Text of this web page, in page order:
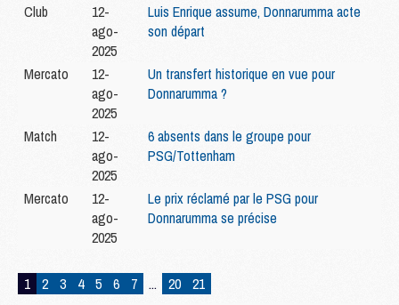
Club
12-
ago-
2025
Luis Enrique assume, Donnarumma acte
son départ
Mercato
12-
ago-
2025
Un transfert historique en vue pour
Donnarumma ?
Match
12-
ago-
2025
6 absents dans le groupe pour
PSG/Tottenham
Mercato
12-
ago-
2025
Le prix réclamé par le PSG pour
Donnarumma se précise
1 2 3 4 5 6 7 ... 20 21